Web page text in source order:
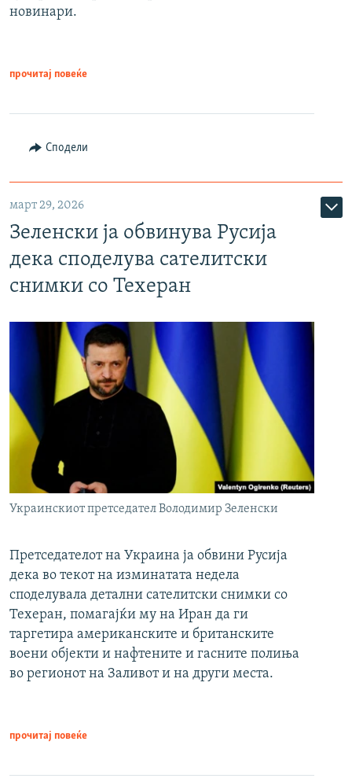
новинари.
прочитај повеќе
Сподели
март 29, 2026
Зеленски ја обвинува Русија
дека споделува сателитски
снимки со Техеран
Украинскиот претседател Володимир Зеленски
Претседателот на Украина ја обвини Русија
дека во текот на изминатата недела
споделувала детални сателитски снимки со
Техеран, помагајќи му на Иран да ги
таргетира американските и британските
воени објекти и нафтените и гасните полиња
во регионот на Заливот и на други места.
прочитај повеќе